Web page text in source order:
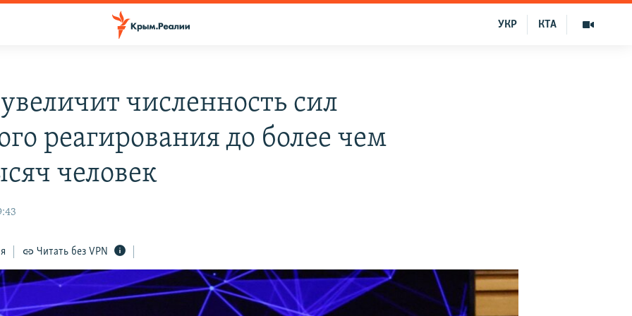
КТА
УКР
численность сил
реагирования до более чем
человек
Читать без VPN